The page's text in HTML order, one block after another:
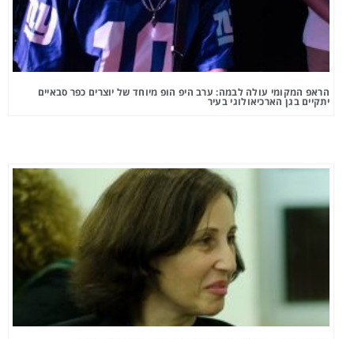
הראפ המקומי עולה לבמה: ערב היפ הופ מיוחד של יוצרים כפר סבאיים
יתקיים בגן הארכיאולוגי בעיר